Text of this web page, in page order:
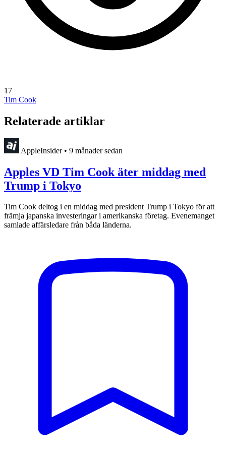
17
Tim Cook
Relaterade artiklar
AppleInsider • 9 månader sedan
Apples VD Tim Cook äter middag med
Trump i Tokyo
Tim Cook deltog i en middag med president Trump i Tokyo för att
främja japanska investeringar i amerikanska företag. Evenemanget
samlade affärsledare från båda länderna.